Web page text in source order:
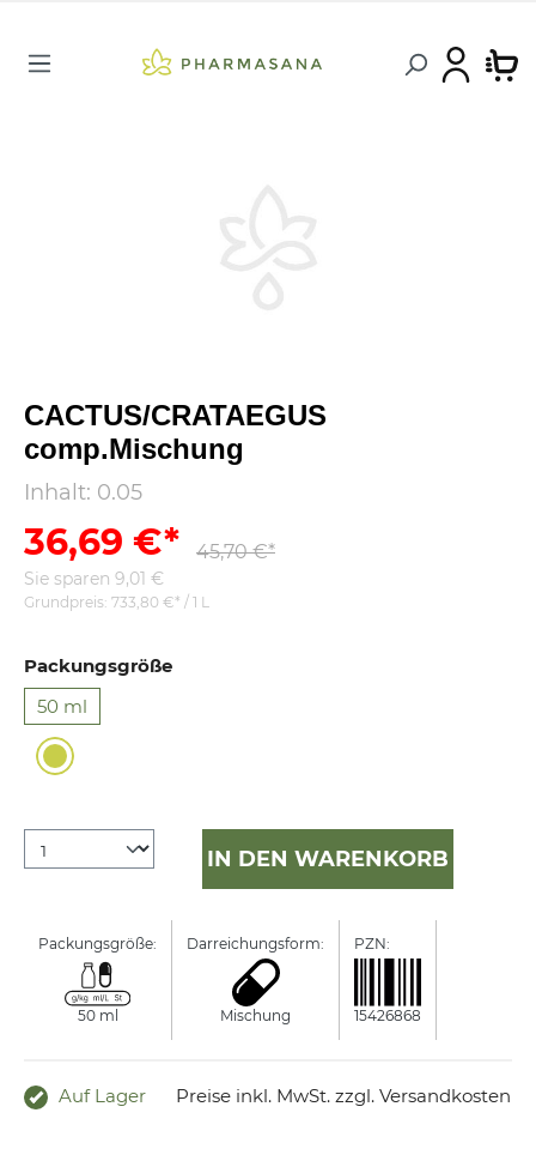
CACTUS/CRATAEGUS
comp.Mischung
Inhalt: 0.05
36,69 €* 45,70 €*
Sie sparen 9,01 €
Grundpreis: 733,80 €* / 1 L
Packungsgröße
50 ml
IN DEN WARENKORB
Packungsgröße:
50 ml
Darreichungsform:
Mischung
PZN:
15426868
Auf Lager Preise inkl. MwSt. zzgl. Versandkosten